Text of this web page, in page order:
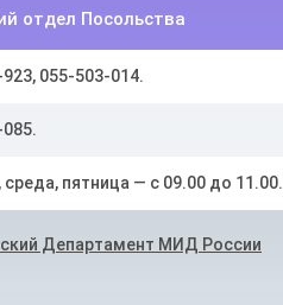
отдел Посольства
055-503-014.
пятница — с 09.00 до 11.00.
Департамент МИД России